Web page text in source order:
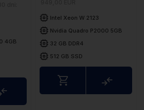
4GB
Usporedite
Intel Xeon W 2123
Nvidia Quadro P2000 5GB
32 GB DDR4
512 GB SSD